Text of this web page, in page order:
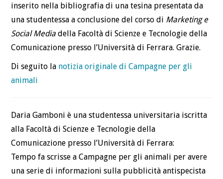
inserito nella bibliografia di una tesina presentata da
una studentessa a conclusione del corso di Marketing e
Social Mediadella Facoltà di Scienze e Tecnologie della
Comunicazione presso l’Università di Ferrara. Grazie.
Di seguito la notizia originale di Campagne per gli
animali
Daria Gamboni è una studentessa universitaria iscritta
alla Facoltà di Scienze e Tecnologie della
Comunicazione presso l’Università di Ferrara:
Tempo fa scrisse a Campagne per gli animali per avere
una serie di informazioni sulla pubblicità antispecista